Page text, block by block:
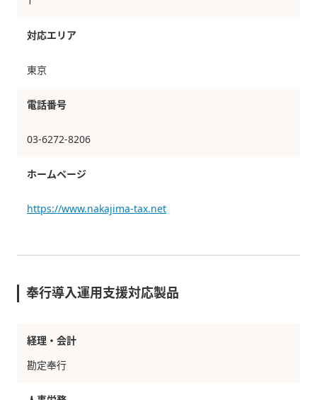
対応エリア
東京
電話番号
03-6272-8206
ホームページ
https://www.nakajima-tax.net
奉行導入運用支援対応製品
経理・会計
勘定奉行